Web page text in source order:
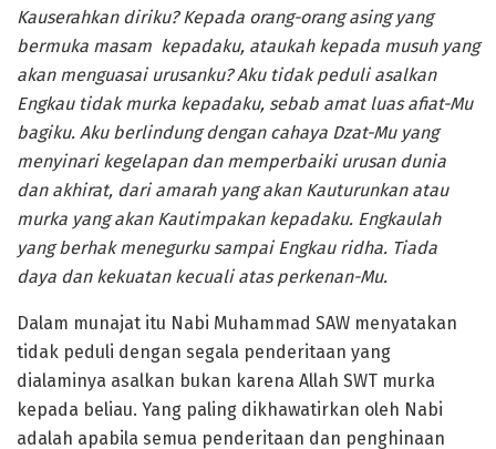
Kauserahkan diriku? Kepada orang-orang asing yang
bermuka masam kepadaku, ataukah kepada musuh yang
akan menguasai urusanku? Aku tidak peduli asalkan
Engkau tidak murka kepadaku, sebab amat luas afiat-Mu
bagiku. Aku berlindung dengan cahaya Dzat-Mu yang
menyinari kegelapan dan memperbaiki urusan dunia
dan akhirat, dari amarah yang akan Kauturunkan atau
murka yang akan Kautimpakan kepadaku. Engkaulah
yang berhak menegurku sampai Engkau ridha. Tiada
daya dan kekuatan kecuali atas perkenan-Mu.
Dalam munajat itu Nabi Muhammad SAW menyatakan
tidak peduli dengan segala penderitaan yang
dialaminya asalkan bukan karena Allah SWT murka
kepada beliau. Yang paling dikhawatirkan oleh Nabi
adalah apabila semua penderitaan dan penghinaan